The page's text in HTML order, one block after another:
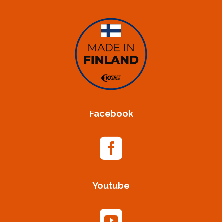
Facebook

Youtube